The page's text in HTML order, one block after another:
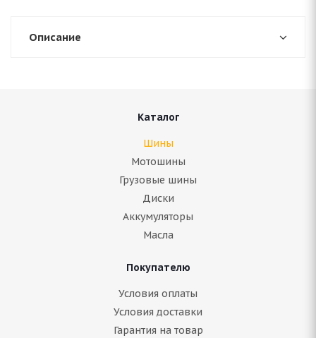
Описание
Каталог
Шины
Мотошины
Грузовые шины
Диски
Аккумуляторы
Масла
Покупателю
Условия оплаты
Условия доставки
Гарантия на товар